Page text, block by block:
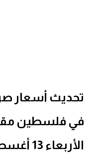
تحديث أسعار
في فلسطين
الأربعاء 13 أغسطس